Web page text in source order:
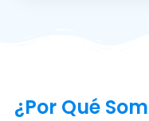
¿Por Qué